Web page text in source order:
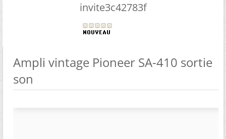
invite3c42783f
Ampli vintage Pioneer SA-410 sortie
son